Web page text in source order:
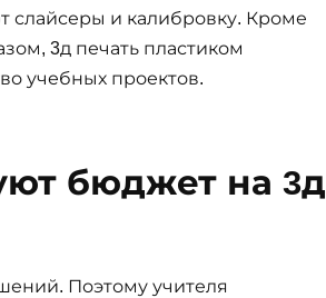
слайсеры и калибровку. Кроме
3д печать пластиком
учебных проектов.
бюджет на 3д
Поэтому учителя